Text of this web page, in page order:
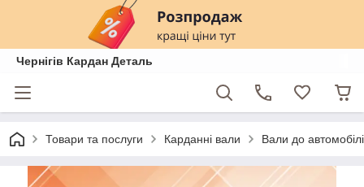
Чернігів Кардан Деталь
Товари та послуги Карданні вали Вали до